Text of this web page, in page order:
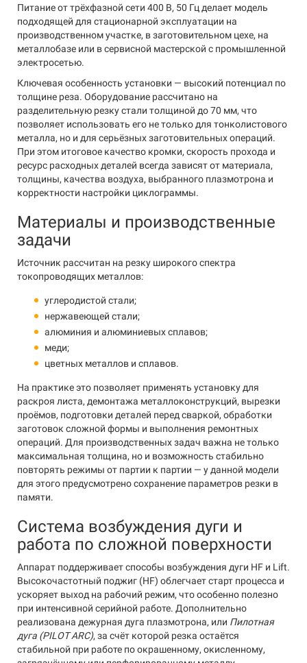
Питание от трёхфазной сети 400 В, 50 Гц делает модель
подходящей для стационарной эксплуатации на
производственном участке, в заготовительном цехе, на
металлобазе или в сервисной мастерской с промышленной
электросетью.
Ключевая особенность установки — высокий потенциал по
толщине реза. Оборудование рассчитано на
разделительную резку стали толщиной до 70 мм, что
позволяет использовать его не только для тонколистового
металла, но и для серьёзных заготовительных операций.
При этом итоговое качество кромки, скорость прохода и
ресурс расходных деталей всегда зависят от материала,
толщины, качества воздуха, выбранного плазмотрона и
корректности настройки циклограммы.
Материалы и производственные
задачи
Источник рассчитан на резку широкого спектра
токопроводящих металлов:
углеродистой стали;
нержавеющей стали;
алюминия и алюминиевых сплавов;
меди;
цветных металлов и сплавов.
На практике это позволяет применять установку для
раскроя листа, демонтажа металлоконструкций, вырезки
проёмов, подготовки деталей перед сваркой, обработки
заготовок сложной формы и выполнения ремонтных
операций. Для производственных задач важна не только
максимальная толщина, но и возможность стабильно
повторять режимы от партии к партии — у данной модели
для этого предусмотрено сохранение параметров резки в
памяти.
Система возбуждения дуги и
работа по сложной поверхности
Аппарат поддерживает способы возбуждения дуги HF и Lift.
Высокочастотный поджиг (HF) облегчает старт процесса и
ускоряет выход на рабочий режим, что особенно полезно
при интенсивной серийной работе. Дополнительно
реализована дежурная дуга плазмотрона, или Пилотная
дуга (PILOT ARC), за счёт которой резка остаётся
стабильной при работе по окрашенному, окисленному,